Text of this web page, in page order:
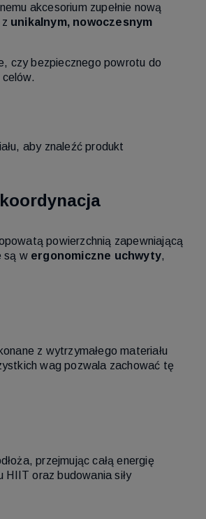
akcesorium zupełnie nową
z unikalnym, nowoczesnym
czy bezpiecznego powrotu do
aby znaleźć produkt
powierzchnią zapewniającą
są w ergonomiczne uchwyty,
z wytrzymałego materiału
wag pozwala zachować tę
przejmując całą energię
HIIT oraz budowania siły